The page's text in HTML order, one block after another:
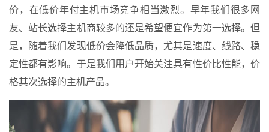
价，在低价年付主机市场竞争相当激烈。早年我们很多网
友、站长选择主机商较多的还是希望便宜作为第一选择。但
是，随着我们发现低价会降低品质，尤其是速度、线路、稳
定性都有影响。于是我们用户开始关注具有性价比性能，价
格其次选择的主机产品。